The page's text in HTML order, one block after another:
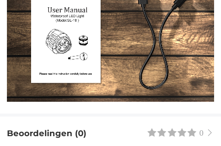
Beoordelingen (0) 0